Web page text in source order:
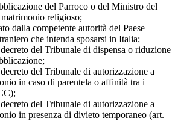
del Parroco o del Ministro del
religioso;
dalla competente autorità del Paese
che intenda sposarsi in Italia;
del Tribunale di dispensa o riduzione
del Tribunale di autorizzazione a
in caso di parentela o affinità tra i
del Tribunale di autorizzazione a
in presenza di divieto temporaneo (art.